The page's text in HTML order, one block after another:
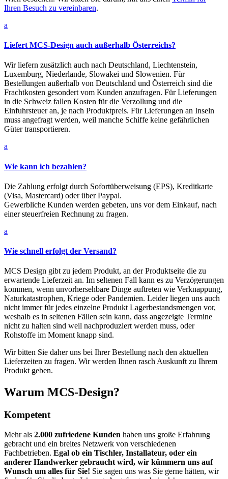
Ihren Besuch zu vereinbaren.
a
Liefert MCS-Design auch außerhalb Österreichs?
Wir liefern zusätzlich auch nach Deutschland, Liechtenstein,
Luxemburg, Niederlande, Slowakei und Slowenien. Für
Bestellungen außerhalb von Deutschland und Österreich sind die
Frachtkosten gesondert vom Kunden anzufragen. Für Lieferungen
in die Schweiz fallen Kosten für die Verzollung und die
Einfuhrsteuer an, je nach Produktpreis. Für Lieferungen an Inseln
muss angefragt werden, weil manche Schiffe keine gefährlichen
Güter transportieren.
a
Wie kann ich bezahlen?
Die Zah­lung er­folgt durch Sofortüberweisung (EPS), Kre­dit­kar­te
(Vi­sa, Mas­ter­card) oder über Paypal.
Gewerbliche Kunden werden gebeten, uns vor dem Einkauf, nach
einer steuerfreien Rechnung zu fragen.
a
Wie schnell erfolgt der Versand?
MCS Design gibt zu jedem Produkt, an der Produktseite die zu
erwartende Lieferzeit an. Im seltenen Fall kann es zu Verzögerungen
kommen, wenn unvorhersehbare Dinge auftreten wie Verknappung,
Naturkatastrophen, Kriege oder Pandemien. Leider liegen uns auch
nicht immer für jedes einzelne Produkt Lagerbestandsmengen vor,
weshalb es in seltenen Fällen sein kann, dass angezeigte Termine
nicht zu halten sind weil nachproduziert werden muss, oder
Rohstoffe im Moment knapp sind.
Wir bitten Sie daher uns bei Ihrer Bestellung nach den aktuellen
Lieferzeiten zu fragen. Wir werden Ihnen rasch Auskunft zu Ihrem
Produkt geben.
Warum MCS-Design?
Kompetent
Mehr als 2.000 zufriedene Kunden haben uns große Erfahrung
gebracht und ein breites Netzwerk von verschiedenen
Fachbetrieben. Egal ob ein Tischler, Installateur, oder ein
anderer Handwerker gebraucht wird, wir kümmern uns auf
Wunsch um alles für Sie! Sie sagen uns was Sie gerne hätten, wir